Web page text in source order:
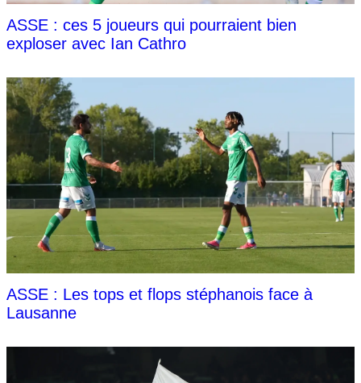
ASSE : ces 5 joueurs qui pourraient bien
exploser avec Ian Cathro
ASSE : Les tops et flops stéphanois face à
Lausanne